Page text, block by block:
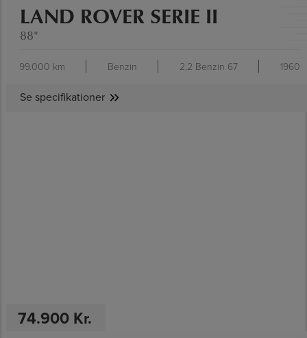
LAND ROVER SERIE II
88"
99.000 km Benzin 2,2 Benzin 67 1960
Se specifikationer
74.900 Kr.